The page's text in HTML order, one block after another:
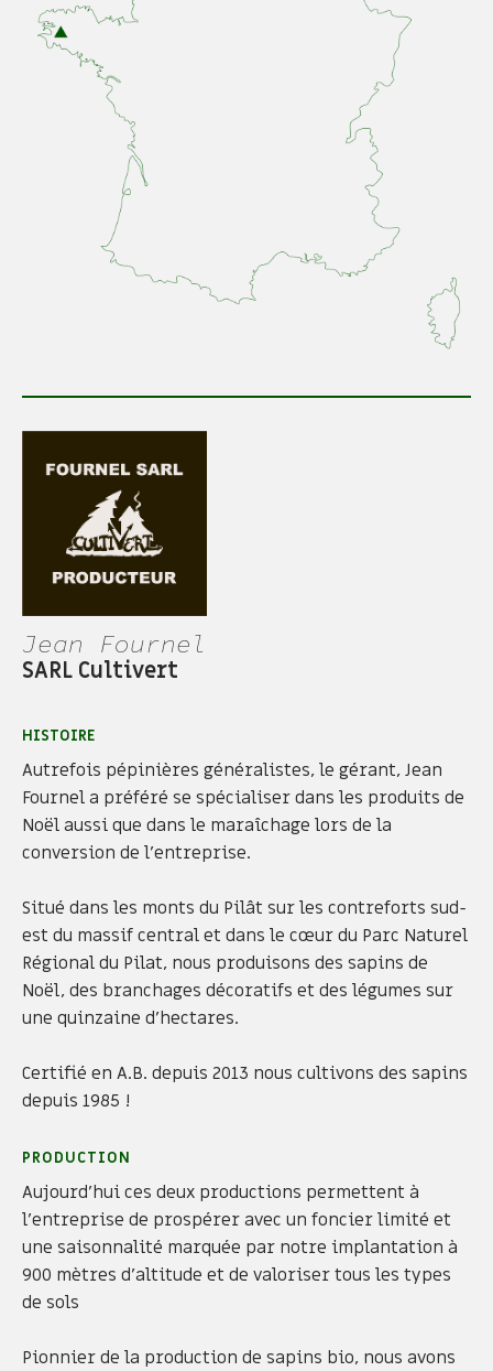
Jean Fournel
SARL Cultivert
HISTOIRE
Autrefois pépinières généralistes, le gérant, Jean
Fournel a préféré se spécialiser dans les produits de
Noël aussi que dans le maraîchage lors de la
conversion de l’entreprise.
Situé dans les monts du Pilât sur les contreforts sud-
est du massif central et dans le cœur du Parc Naturel
Régional du Pilat, nous produisons des sapins de
Noël, des branchages décoratifs et des légumes sur
une quinzaine d’hectares.
Certifié en A.B. depuis 2013 nous cultivons des sapins
depuis 1985 !
PRODUCTION
Aujourd'hui ces deux productions permettent à
l'entreprise de prospérer avec un foncier limité et
une saisonnalité marquée par notre implantation à
900 mètres d'altitude et de valoriser tous les types
de sols
Pionnier de la production de sapins bio, nous avons